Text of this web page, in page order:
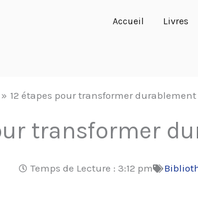
Accueil Livres
12 étapes pour transformer durablement
transformer
Temps de Lecture : 3:12 pm